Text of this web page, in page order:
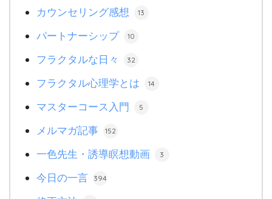
カウンセリング感想 13
パートナーシップ 10
フラクタルな日々 32
フラクタル心理学とは 14
マスターコース入門 5
メルマガ記事 152
一色先生・誘導瞑想動画 3
今日の一言 394